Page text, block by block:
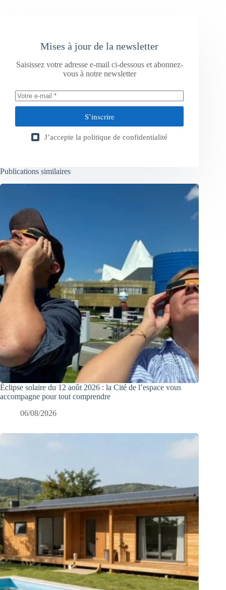
Mises à jour de la newsletter
Saisissez votre adresse e-mail ci-dessous et abonnez-
vous à notre newsletter
S’inscrire
J’accepte la politique de confidentialité
Publications similaires
Éclipse solaire du 12 août 2026 : la Cité de l’espace vous
accompagne pour tout comprendre
06/08/2026